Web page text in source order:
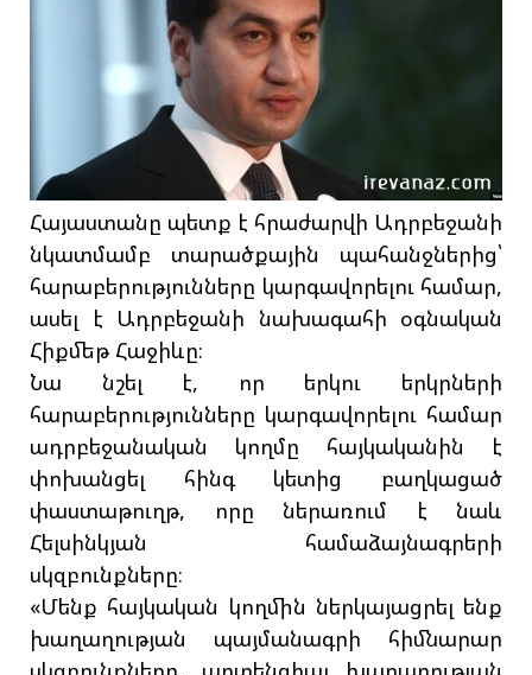
Հայաստանը պետք է հրաժարվի Ադրբեջանի
նկատմամբ տարածքային պահանջներից՝
հարաբերությունները կարգավորելու համար,
ասել է Ադրբեջանի նախագահի օգնական
Հիքմեթ Հաջիևը։
Նա նշել է, որ երկու երկրների
հարաբերությունները կարգավորելու համար
ադրբեջանական կողմը հայկականին է
փոխանցել հինգ կետից բաղկացած
փաստաթուղթ, որը ներառում է նաև
Հելսինկյան համաձայնագրերի
սկզբունքները։
«Մենք հայկական կողմին ներկայացրել ենք
խաղաղության պայմանագրի հիմնարար